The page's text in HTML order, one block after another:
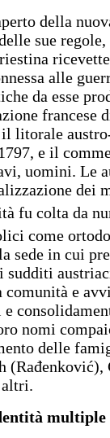
della
sue
alle
da esse
francese
litorale
e il
uomini. Le
dei
fu colta da
come
sede in cui
e
nomi
delle
altri.
multiple